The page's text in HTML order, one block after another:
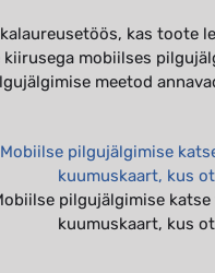
kas toote
mobiilses
meetod
pilgujälgimise
kuumuskaart, kus